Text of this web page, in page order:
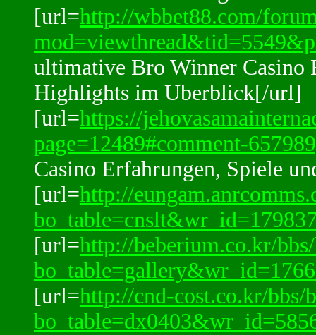
[url=http://wbbet88.com/
ultimative Bro Winner Casino
Highlights im Uberblick[/url]
[url=https://
page=12489#comment-
Casino Erfahrungen, Spiele
[url=http://
[url=http://beberium.co.kr/
[url=http://cnd-cost.co.kr/bbs/